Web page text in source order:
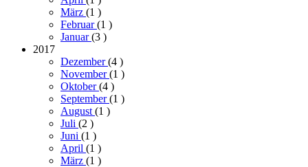
März (1 )
Februar(1 )
Januar(3 )
2017
Dezember(4 )
November(1 )
Oktober(4 )
September(1 )
August (1 )
Juli (2 )
Juni (1 )
April (1 )
März (1 )